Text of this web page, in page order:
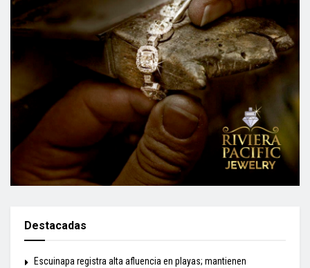
Destacadas
Escuinapa registra alta afluencia en playas; mantienen